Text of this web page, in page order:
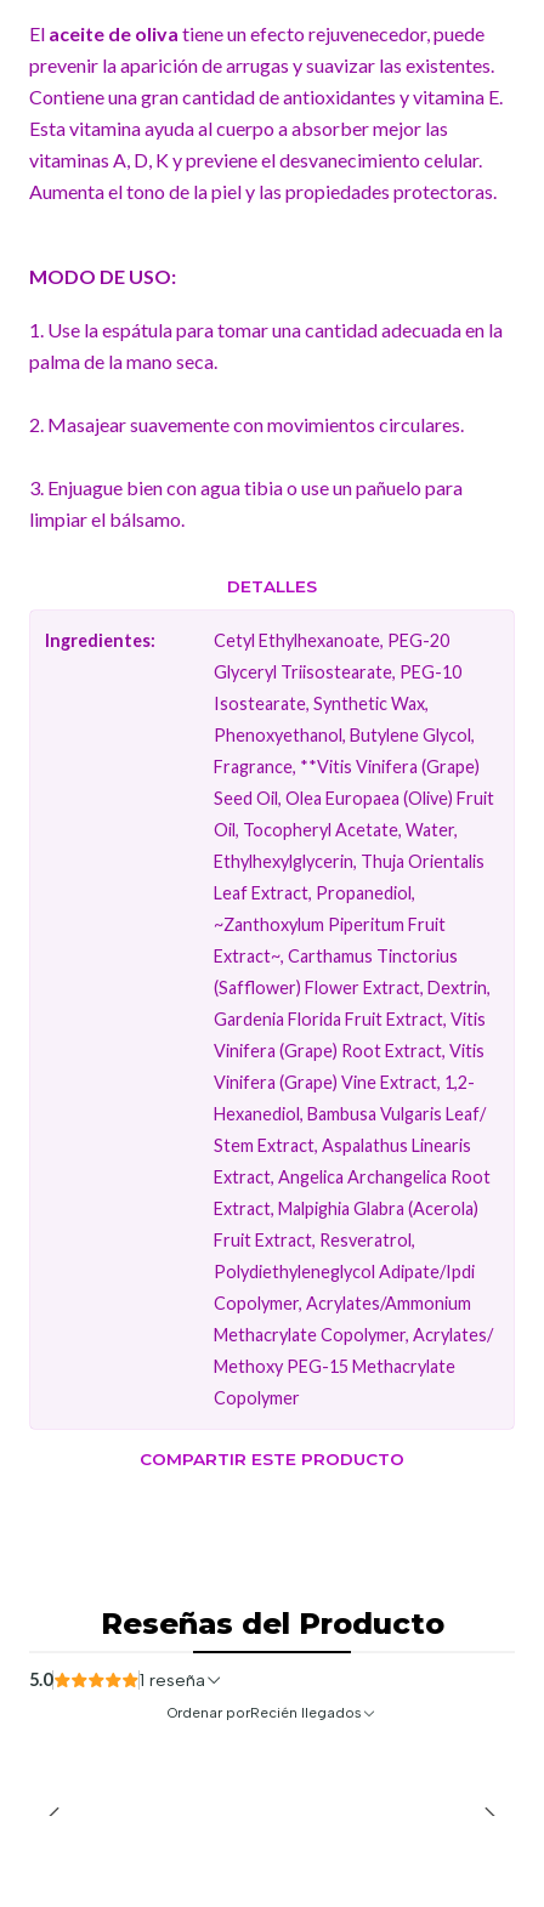
El aceite de oliva tiene un efecto rejuvenecedor, puede
prevenir la aparición de arrugas y suavizar las existentes.
Contiene una gran cantidad de antioxidantes y vitamina E.
Esta vitamina ayuda al cuerpo a absorber mejor las
vitaminas A, D, K y previene el desvanecimiento celular.
Aumenta el tono de la piel y las propiedades protectoras.
MODO DE USO:
1. Use la espátula para tomar una cantidad adecuada en la
palma de la mano seca.
2. Masajear suavemente con movimientos circulares.
3. Enjuague bien con agua tibia o use un pañuelo para
limpiar el bálsamo.
DETALLES
Ingredientes:
Cetyl Ethylhexanoate, PEG-20
Glyceryl Triisostearate, PEG-10
Isostearate, Synthetic Wax,
Phenoxyethanol, Butylene Glycol,
Fragrance, **Vitis Vinifera (Grape)
Seed Oil, Olea Europaea (Olive) Fruit
Oil, Tocopheryl Acetate, Water,
Ethylhexylglycerin, Thuja Orientalis
Leaf Extract, Propanediol,
~Zanthoxylum Piperitum Fruit
Extract~, Carthamus Tinctorius
(Safflower) Flower Extract, Dextrin,
Gardenia Florida Fruit Extract, Vitis
Vinifera (Grape) Root Extract, Vitis
Vinifera (Grape) Vine Extract, 1,2-
Hexanediol, Bambusa Vulgaris Leaf/​
Stem Extract, Aspalathus Linearis
Extract, Angelica Archangelica Root
Extract, Malpighia Glabra (Acerola)
Fruit Extract, Resveratrol,
Polydiethyleneglycol Adipate/​Ipdi
Copolymer, Acrylates/​Ammonium
Methacrylate Copolymer, Acrylates/​
Methoxy PEG-15 Methacrylate
Copolymer
COMPARTIR ESTE PRODUCTO
Reseñas del Producto
5.0 1 reseña
Ordenar porRecién llegados